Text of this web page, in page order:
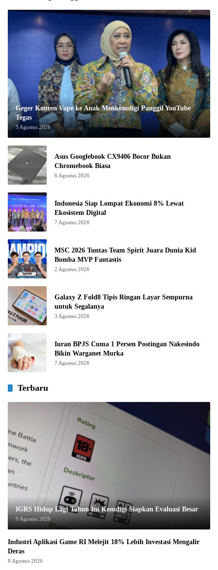
Geger Konten Vape ke Anak Menkomdigi Panggil YouTube
Tegas
3 Agustus 2026
Asus Googlebook CX9406 Bocor Bukan
Chromebook Biasa
6 Agustus 2026
Indonesia Siap Lompat Ekonomi 8% Lewat
Ekosistem Digital
7 Agustus 2026
MSC 2026 Tuntas Team Spirit Juara Dunia Kid
Bomba MVP Fantastis
2 Agustus 2026
Galaxy Z Fold8 Tipis Ringan Layar Sempurna
untuk Segalanya
3 Agustus 2026
Iuran BPJS Cuma 1 Persen Postingan Nakesindo
Bikin Warganet Murka
7 Agustus 2026
Terbaru
IGRS Hidup Lagi Tahun Ini Komdigi Siapkan Evaluasi Besar
9 Agustus 2026
Industri Aplikasi Game RI Melejit 18% Lebih Investasi Mengalir
Deras
8 Agustus 2026